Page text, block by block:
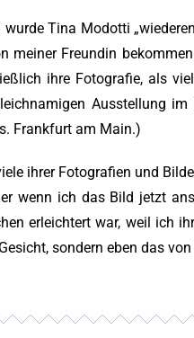
Tina Modotti
Freundin
ihre Fotografie, als
Ausstellung
Frankfurt am Main.)
ihrer Fotografien und
wenn ich das Bild jetzt
erleichtert war, weil ich
sondern eben das